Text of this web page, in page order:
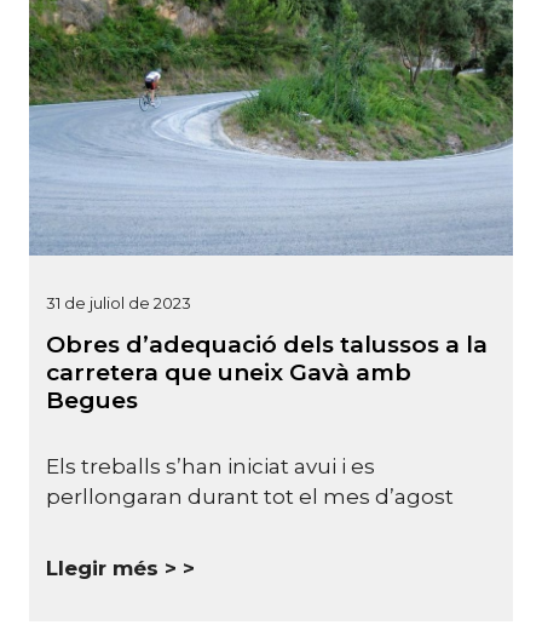
31 de juliol de 2023
Obres d’adequació dels talussos a la
carretera que uneix Gavà amb
Begues
Els treballs s’han iniciat avui i es
perllongaran durant tot el mes d’agost
Llegir més >